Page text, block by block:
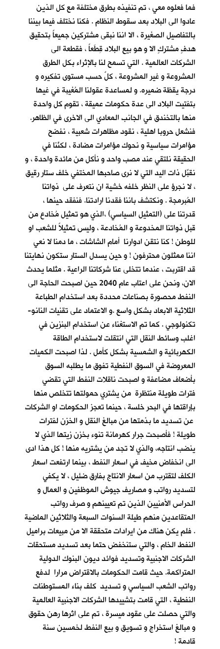
فما فعلوه معي ، تم تنفيذه بطرق مختلفة مع كل الذين
عادوا الى البلاد بعد سقوط النظام . فكنا نختلف فيما بيننا
بالتفاصيل الصغيرة ، الا اننا نبقى مشتركين جميعاً بتحقيق
هدفٍ مشتركٍ الا و هو بيع البلاد قِطَعاً ، فقطعة الى
الشركات العالمية . التي تسمح لنا بالإثراء بكل الطرق
المشروعة و غير المشروعة ، كلٌ حسب مستوى تفكيره و
درجة يقظة ضميره. و لمساعدة عقولنا المُغيبة في غيها
بتفتيت البلاد الى عدة حكومات عميقة ، تقوم كل واحدة
منها بالتخندق في الجانب المعادي الى الاخرى في الظاهر.
فنشعل حروبا اهلية ، نقود مظاهرات شعبية ، نفضح
مؤامرات سياسية و نحوك مؤامرات مضادة ، لكنَّنا في
الحقيقة نلتقي عند مصب واحد و نأكل من مائدة واحدة ، و
نقبِّل ذات اليد التي لا نرى صاحبها المختفي خلف ستار رقيق
، لا نجرؤ على النظر خلفه خشية ان نتعرف على ذواتنا
المُبرمجة . ونكتشف باننا فقدنا ارادتنا. فنفقد حينها ،
قدرتنا على (التمثيل السياسي) ،الذي هو تمثيل مُخادع من
قبل ذواتنا المخدوعة و المُخادعة ، وليس تمثيلاً للشعب او
للوطن ! كنا نتقن ادوارنا أمام الشاشات ، ما دمنا لا نعي
اننا ممثلون محترفون ! و حين يسدل الستار ستكون نهايتنا
قد اقتربت ، عندما تتخلى عنا شركاتنا الراعية . مثلما يحدث
الان، ونحن على اعتاب عام 2040 حين اصبحت الحاجة الى
النفط محصورة بصناعات محددة بعد استخدام الطباعة
الثلاثية الابعاد بشكل واسع .و الاعتماد على تقنيات النانو-
تكنولوجي . كما تم الاستغناء عن استخدام البنزين في
اغلب وسائط النقل التي انتقلت لاستخدام الطاقة
الكهربائية و الشمسية بشكل كأمل . لذا اصبحت الكميات
المعروضة في السوق النفطية تفوق ما يطلبه السوق
بأضعاف مضاعفة و اصبحت ناقلات النفط التي تقضي
فترات طويلة منتظرة من يشتري حمولتها تتخلص منها
بإراقتها في البحر خلسة ، حينما تعجز الحكومات او الشركات
عن تسديد ما بذمتها من مبالغ النقل و الخزن لفترات
طويلة ! فأصبحت جرار كهرمانة تنوء بخزن زيتها الذي لا
ينضب انتاجه، والذي لا تجد من يشتريه منها ! كل هذا ادى
الى انخفاض مخيف في اسعار النفط ، بينما ارتفعت اسعار
الكلف لتقترب من اسعار الانتاج بفارق ضئيل ، لا يكفي
لتسديد رواتب و مصاريف جيوش الموظفين و العمال و
الحراس الأمنيين الذين تم تعيينهم و صرف رواتب
المتقاعدين منهم طيلة السنوات السبعة والثلاثين الماضية
. فلم يكن هناك من ايرادات متحققة الا من مبيعات براميل
النفط الخام ، والتي ستنخفض حتما بعد تسديد مستحقات
الشركات الاجنبية وتسديد فوائد ديون البنوك الدولية
المتراكمة. حيث قامت الحكومات بالاقتراض مرارا لدفع
رواتب الشعب السياسي و تسديد كلف بناء المستوطنات
النفطية ، التي قامت بتشييدها الشركات الاجنبية العالمية
والتي حصلت على عقود ميسرة ، تم على اثرها رهن حقوق
و مبالغ استخراج و تسويق و بيع النفط لخمسين سنة
قادمة !